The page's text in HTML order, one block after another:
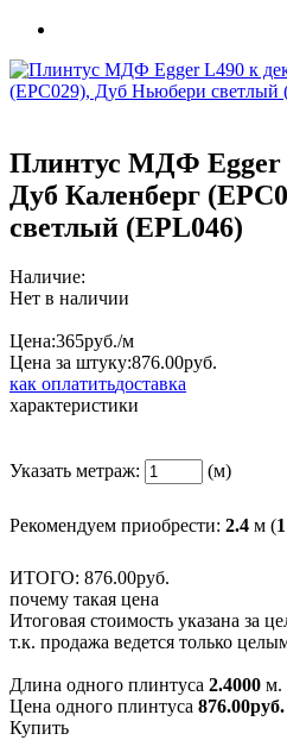
Плинтус МДФ Egger
Дуб Каленберг
светлый (EPL046)
Наличие:
Нет в наличии
Цена:365руб./м
Цена за штуку:876.00руб.
как оплатитьдоставка
характеристики
Указать метраж: (м)
Рекомендуем приобрести: 2.4 м (1
ИТОГО: 876.00руб.
почему такая цена
Итоговая стоимость указана за
т.к. продажа ведется только
Длина одного плинтуса 2.4000 м.
Цена одного плинтуса 876.00руб.
Купить